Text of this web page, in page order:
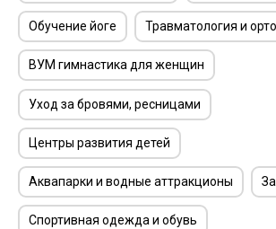
Обучение йоге Травматология и
ВУМ гимнастика для женщин
Уход за бровями, ресницами
Центры развития детей
Аквапарки и водные аттракционы
Спортивная одежда и обувь